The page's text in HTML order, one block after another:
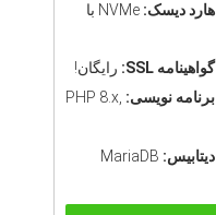
هارد دیسک:
NVMe با
گواهینامه SSL:
رایگان!
برنامه نویسی: PHP 8.x,
دیتابیس: MariaDB